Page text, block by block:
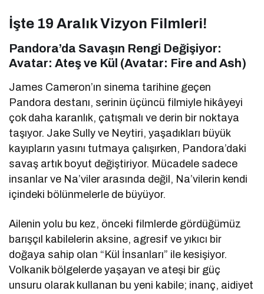
İşte 19 Aralık Vizyon Filmleri!
Pandora’da Savaşın Rengi Değişiyor:
Avatar: Ateş ve Kül (Avatar: Fire and Ash)
James Cameron’ın sinema tarihine geçen
Pandora destanı, serinin üçüncü filmiyle hikâyeyi
çok daha karanlık, çatışmalı ve derin bir noktaya
taşıyor. Jake Sully ve Neytiri, yaşadıkları büyük
kayıpların yasını tutmaya çalışırken, Pandora’daki
savaş artık boyut değiştiriyor. Mücadele sadece
insanlar ve Na’viler arasında değil, Na’vilerin kendi
içindeki bölünmelerle de büyüyor.
Ailenin yolu bu kez, önceki filmlerde gördüğümüz
barışçıl kabilelerin aksine, agresif ve yıkıcı bir
doğaya sahip olan “Kül İnsanları” ile kesişiyor.
Volkanik bölgelerde yaşayan ve ateşi bir güç
unsuru olarak kullanan bu yeni kabile; inanç, aidiyet